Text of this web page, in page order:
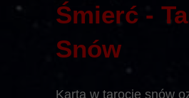
Śmierć -
Snów
Karta w tarocie snów